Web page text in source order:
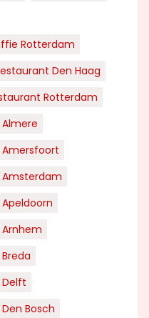
Rotterdam
Den Haag
Rotterdam
Amersfoort
Amsterdam
Delft
Bosch